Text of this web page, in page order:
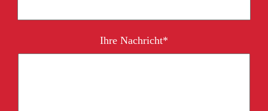
Ihre Nachricht*